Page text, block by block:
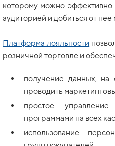
которому можно эффективно
аудиторией и добиться от
Платформа лояльности
розничной торговле и
получение данных, на
проводить
простое
программами на всех
использование